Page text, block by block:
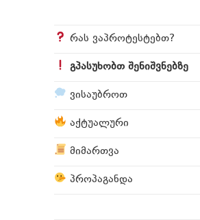
რას ვაპროტესტებთ?
გპასუხობთ შენიშვნებზე
ვისაუბროთ
აქტუალური
მიმართვა
პროპაგანდა